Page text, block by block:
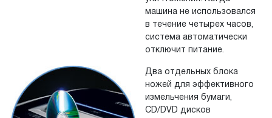
машина не использовался
в течение четырех часов,
система автоматически
отключит питание.
Два отдельных блока
ножей для эффективного
измельчения бумаги,
СD/DVD дисков